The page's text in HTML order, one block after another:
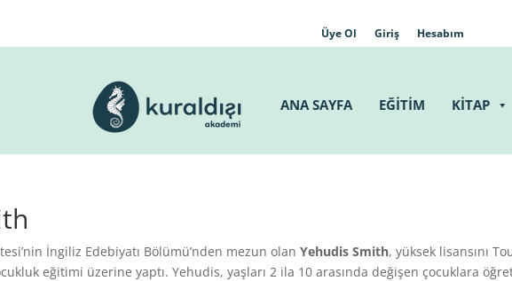
Üye Ol Giriş Hesabım
ANA SAYFA EĞİTİM KİTAP
İngiliz Edebiyatı Bölümü’nden mezun olanYehudis Smith, yüksek lisansını
eğitimi üzerine yaptı. Yehudis, yaşları 2 ila 10 arasında değişen çocuklara